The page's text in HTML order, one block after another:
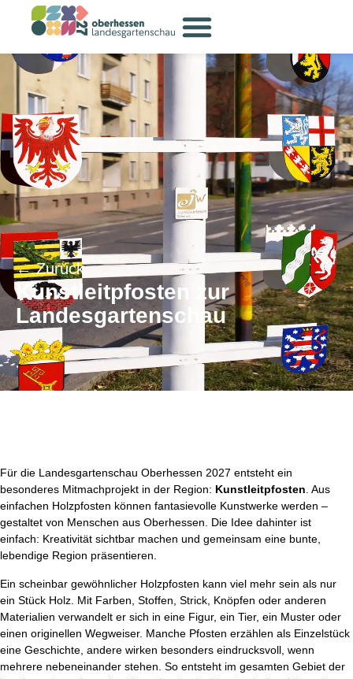
← Zurück
Kunstleitpfosten zur
Landesgartenschau
Für die Landesgartenschau Oberhessen 2027 entsteht ein
besonderes Mitmachprojekt in der Region: Kunstleitpfosten. Aus
einfachen Holzpfosten können fantasievolle Kunstwerke werden –
gestaltet von Menschen aus Oberhessen. Die Idee dahinter ist
einfach: Kreativität sichtbar machen und gemeinsam eine bunte,
lebendige Region präsentieren.
Ein scheinbar gewöhnlicher Holzpfosten kann viel mehr sein als nur
ein Stück Holz. Mit Farben, Stoffen, Strick, Knöpfen oder anderen
Materialien verwandelt er sich in eine Figur, ein Tier, ein Muster oder
einen originellen Wegweiser. Manche Pfosten erzählen als Einzelstück
eine Geschichte, andere wirken besonders eindrucksvoll, wenn
mehrere nebeneinander stehen. So entsteht im gesamten Gebiet der